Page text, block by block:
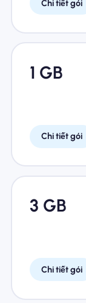
Chi tiết gói
1 GB
Chi tiết gói
3 GB
Chi tiết gói